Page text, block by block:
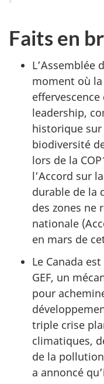
Faits en
L’Assemblée
moment où
leadership,
historique
biodiversité
lors de la
l’Accord sur
durable de la
des zones ne
nationale
en mars de
Le Canada
GEF, un
pour
triple crise
climatiques,
de la
a annoncé